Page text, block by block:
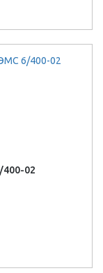
02